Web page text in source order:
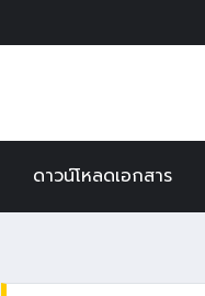
ดาวน์โหลดเอกสาร